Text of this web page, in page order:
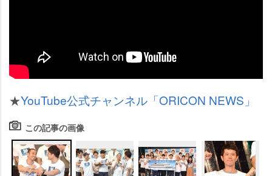
★YouTube公式チャンネル「ORICON NEWS」
この記事の画像